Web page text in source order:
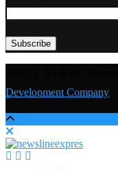
Development Company